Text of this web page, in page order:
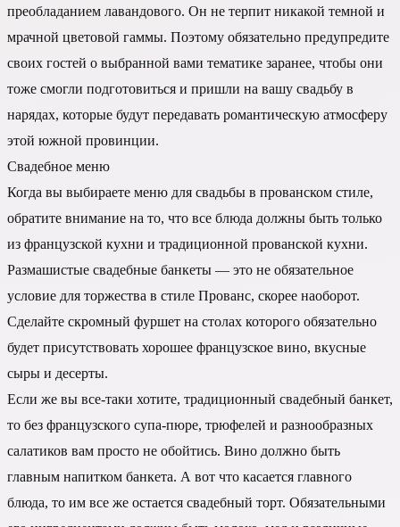
преобладанием лавандового. Он не терпит никакой темной и
мрачной цветовой гаммы. Поэтому обязательно предупредите
своих гостей о выбранной вами тематике заранее, чтобы они
тоже смогли подготовиться и пришли на вашу свадьбу в
нарядах, которые будут передавать романтическую атмосферу
этой южной провинции.
Свадебное меню
Когда вы выбираете меню для свадьбы в прованском стиле,
обратите внимание на то, что все блюда должны быть только
из французской кухни и традиционной прованской кухни.
Размашистые свадебные банкеты — это не обязательное
условие для торжества в стиле Прованс, скорее наоборот.
Сделайте скромный фуршет на столах которого обязательно
будет присутствовать хорошее французское вино, вкусные
сыры и десерты.
Если же вы все-таки хотите, традиционный свадебный банкет,
то без французского супа-пюре, трюфелей и разнообразных
салатиков вам просто не обойтись. Вино должно быть
главным напитком банкета. А вот что касается главного
блюда, то им все же остается свадебный торт. Обязательными